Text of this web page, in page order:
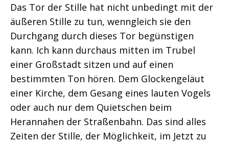
Das Tor der Stille hat nicht unbedingt mit der
äußeren Stille zu tun, wenngleich sie den
Durchgang durch dieses Tor begünstigen
kann. Ich kann durchaus mitten im Trubel
einer Großstadt sitzen und auf einen
bestimmten Ton hören. Dem Glockengeläut
einer Kirche, dem Gesang eines lauten Vogels
oder auch nur dem Quietschen beim
Herannahen der Straßenbahn. Das sind alles
Zeiten der Stille, der Möglichkeit, im Jetzt zu